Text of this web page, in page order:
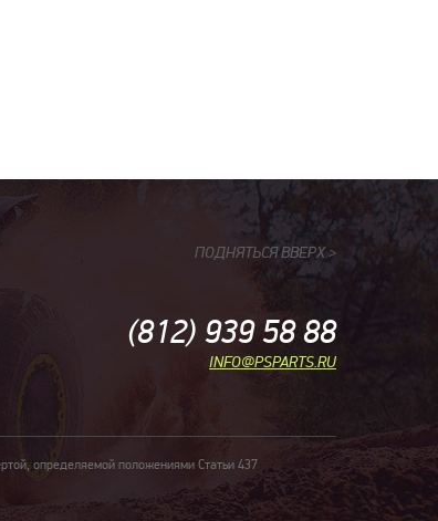
ПОДНЯТЬСЯ ВВЕРХ>
(812) 939 58 88
INFO@PSPARTS.RU
определяемой положениями Статьи 437